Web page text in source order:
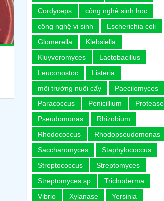
Cordyceps
công nghệ sinh học
công nghệ vi sinh
Escherichia coli
Glomerella
Klebsiella
Kluyveromyces
Lactobacillus
Leuconostoc
Listeria
môi trường nuôi cấy
Paecilomyces
Paracoccus
Penicillium
Protease
Pseudomonas
Rhizobium
Rhodococcus
Rhodopseudomonas
Saccharomyces
Staphylococcus
Streptococcus
Streptomyces
Streptomyces sp
Trichoderma
Vibrio
Xylanase Yersinia